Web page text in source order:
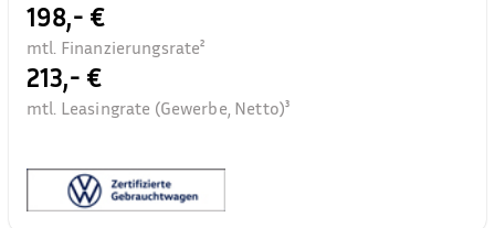
198,- €
mtl. Finanzierungsrate²
213,- €
mtl. Leasingrate (Gewerbe, Netto)³